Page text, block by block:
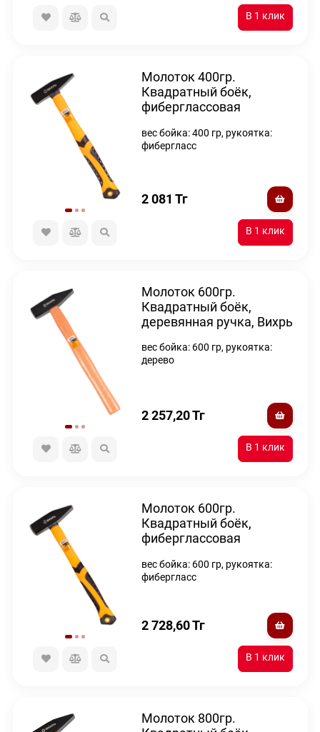
Молоток 400гр.
Квадратный боёк,
фиберглассовая
ручка, Вихрь
вес бойка: 400 гр, рукоятка:
фибергласс
2 081 Тг
Молоток 600гр.
Квадратный боёк,
деревянная ручка, Вихрь
вес бойка: 600 гр, рукоятка:
дерево
2 257,20Тг
Молоток 600гр.
Квадратный боёк,
фиберглассовая
ручка, Вихрь
вес бойка: 600 гр, рукоятка:
фибергласс
2 728,60Тг
Молоток 800гр.